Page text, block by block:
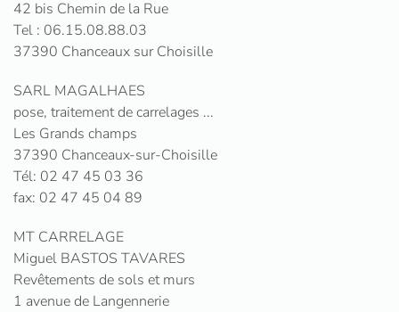
42 bis Chemin de la Rue
Tel : 06.15.08.88.03
37390 Chanceaux sur Choisille
SARL MAGALHAES
pose, traitement de carrelages ...
Les Grands champs
37390 Chanceaux-sur-Choisille
Tél: 02 47 45 03 36
fax: 02 47 45 04 89
MT CARRELAGE
Miguel BASTOS TAVARES
Revêtements de sols et murs
1 avenue de Langennerie